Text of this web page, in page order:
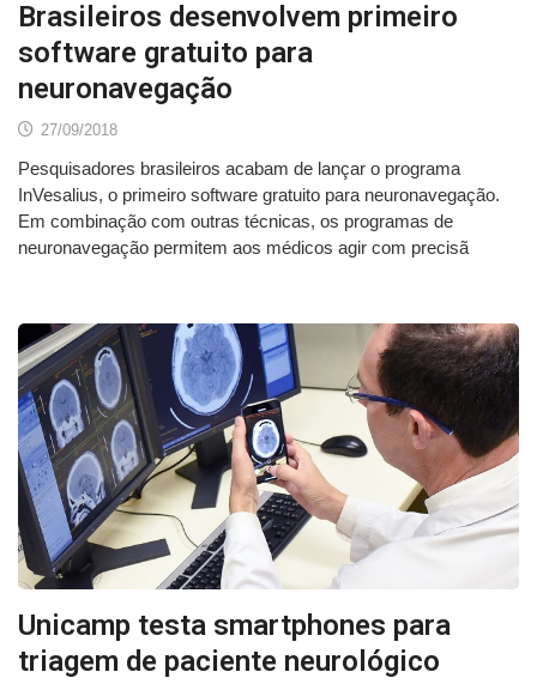
Brasileiros desenvolvem primeiro
software gratuito para
neuronavegação
27/09/2018
Pesquisadores brasileiros acabam de lançar o programa
InVesalius, o primeiro software gratuito para neuronavegação.
Em combinação com outras técnicas, os programas de
neuronavegação permitem aos médicos agir com precisã
Unicamp testa smartphones para
triagem de paciente neurológico